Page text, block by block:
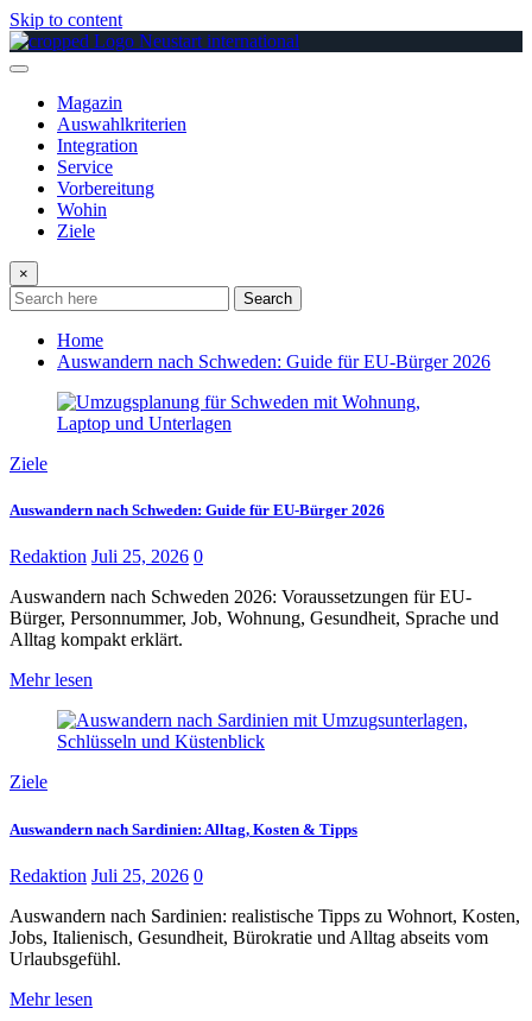
Skip to content
Magazin
Auswahlkriterien
Integration
Service
Vorbereitung
Wohin
Ziele
×
Search
Home
Auswandern nach Schweden: Guide für EU-Bürger 2026
Ziele
Auswandern nach Schweden: Guide für EU-Bürger 2026
Redaktion Juli 25, 2026 0
Auswandern nach Schweden 2026: Voraussetzungen für EU-
Bürger, Personnummer, Job, Wohnung, Gesundheit, Sprache und
Alltag kompakt erklärt.
Mehr lesen
Ziele
Auswandern nach Sardinien: Alltag, Kosten & Tipps
Redaktion Juli 25, 2026 0
Auswandern nach Sardinien: realistische Tipps zu Wohnort, Kosten,
Jobs, Italienisch, Gesundheit, Bürokratie und Alltag abseits vom
Urlaubsgefühl.
Mehr lesen